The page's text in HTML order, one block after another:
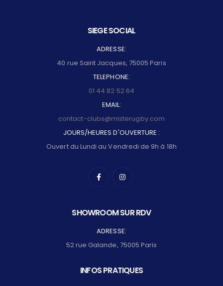
SIEGE SOCIAL
ADRESSE:
40 rue Saint Jacques, 75005 Paris
TELEPHONE:
01 44 82 52 64
EMAIL:
contact-clubs@misterugby.com
JOURS/HEURES D'OUVERTURE :
Ouvert du Lundi au Vendredi de 9h à 18h
SHOWROOM SUR RDV
ADRESSE:
52 rue Galande, 75005 Paris
INFOS PRATIQUES